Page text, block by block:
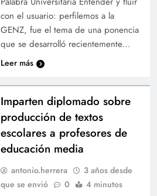
con el usuario: perfilemos a la
GENZ, fue el tema de una ponencia
que se desarrolló recientemente…
Leer más
Imparten diplomado sobre
producción de textos
escolares a profesores de
educación media
antonio.herrera
3 años desde
que se envió
0 4 minutos